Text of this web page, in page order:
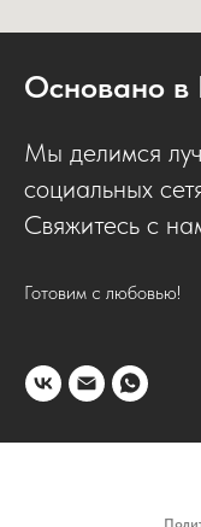
Основано в
Мы делимся
социальных
Свяжитесь с
Готовим с любовью!